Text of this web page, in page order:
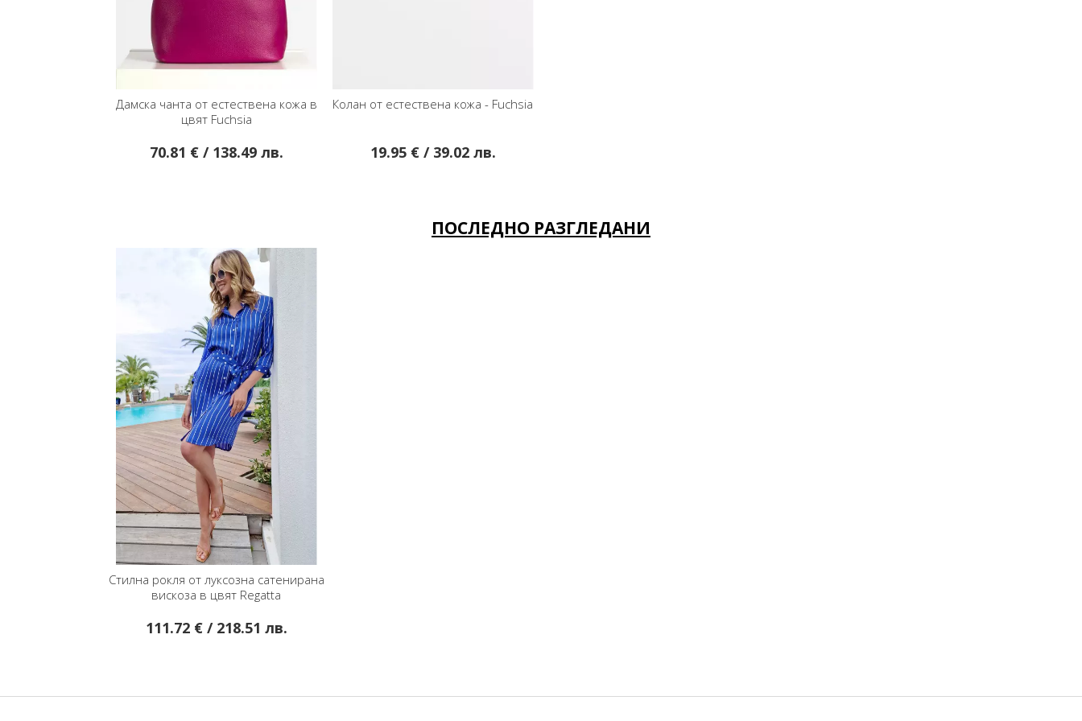
Дамска чанта от естествена кожа в
цвят Fuchsia
70.81 € / 138.49 лв.
Колан от естествена кожа - Fuchsia
19.95 € / 39.02 лв.
ПОСЛЕДНО РАЗГЛЕДАНИ
Стилна рокля от луксозна сатенирана
вискоза в цвят Regatta
111.72 € / 218.51 лв.